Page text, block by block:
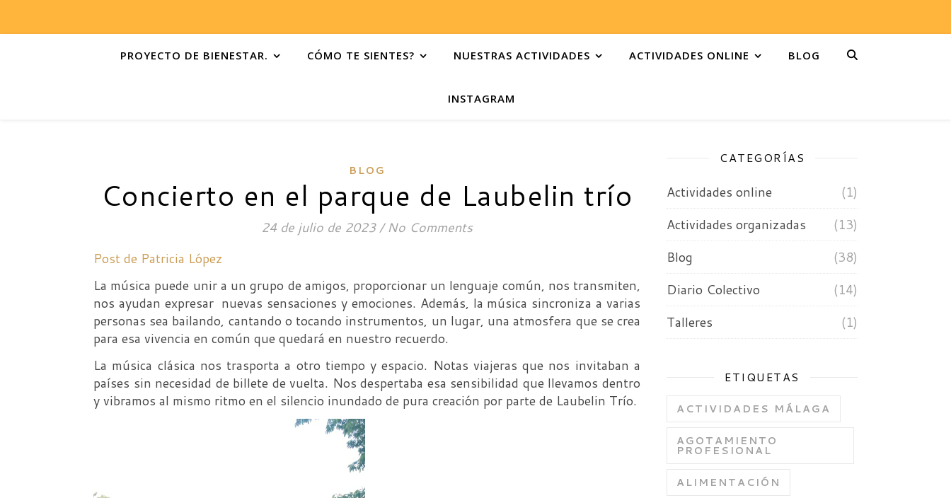
PROYECTO DE BIENESTAR. CÓMO TE SIENTES? NUESTRAS ACTIVIDADES ACTIVIDADES ONLINE BLOG
INSTAGRAM
BLOG
Concierto en el parque de Laubelin trío
24 de julio de 2023 / No Comments
Post de Patricia López
La música puede unir a un grupo de amigos, proporcionar un lenguaje común, nos transmiten,
nos ayudan expresar nuevas sensaciones y emociones. Además, la música sincroniza a varias
personas sea bailando, cantando o tocando instrumentos, un lugar, una atmosfera que se crea
para esa vivencia en común que quedará en nuestro recuerdo.
La música clásica nos trasporta a otro tiempo y espacio. Notas viajeras que nos invitaban a
países sin necesidad de billete de vuelta. Nos despertaba esa sensibilidad que llevamos dentro
y vibramos al mismo ritmo en el silencio inundado de pura creación por parte de Laubelin Trío.
CATEGORÍAS
Actividades online
(1)
Actividades organizadas
(13)
Blog
(38)
Diario Colectivo
(14)
Talleres
(1)
ETIQUETAS
ACTIVIDADES MÁLAGA
AGOTAMIENTO
PROFESIONAL
ALIMENTACIÓN